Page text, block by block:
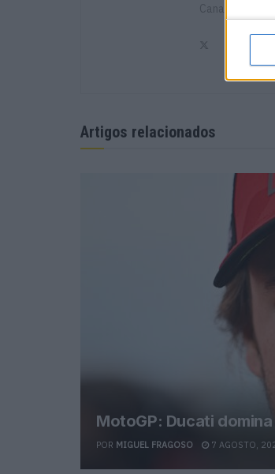
Canadá e
Artigos relacionados
MotoGP: Ducati
POR MIGUEL FRAGOSO 7 AGOSTO,